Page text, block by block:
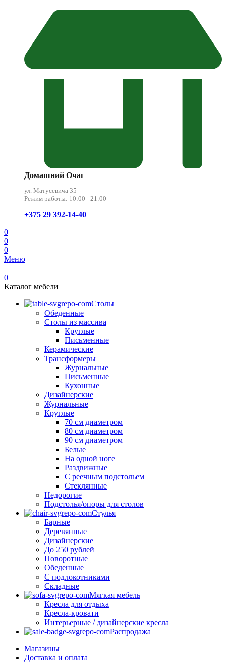
Домашний Очаг
ул. Матусевича 35
Режим работы: 10:00 - 21:00
+375 29 392-14-40
0
0
0
Меню
0
Каталог мебели
Столы
Обеденные
Столы из массива
Круглые
Письменные
Керамические
Трансформеры
Журнальные
Письменные
Кухонные
Дизайнерские
Журнальные
Круглые
70 см диаметром
80 см диаметром
90 см диаметром
Белые
На одной ноге
Раздвижные
С реечным подстольем
Стеклянные
Недорогие
Подстолья/опоры для столов
Стулья
Барные
Деревянные
Дизайнерские
До 250 рублей
Поворотные
Обеденные
С подлокотниками
Складные
Мягкая мебель
Кресла для отдыха
Кресла-кровати
Интерьерные / дизайнерские кресла
Распродажа
Магазины
Доставка и оплата